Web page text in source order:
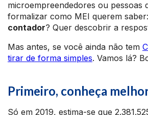
microempreendedores ou pessoas
formalizar como MEI querem saber:
contador? Quer descobrir a
Mas antes, se você ainda não tem
tirar de forma simples. Vamos lá?
Primeiro, conheça
Só em 2019, estima-se que